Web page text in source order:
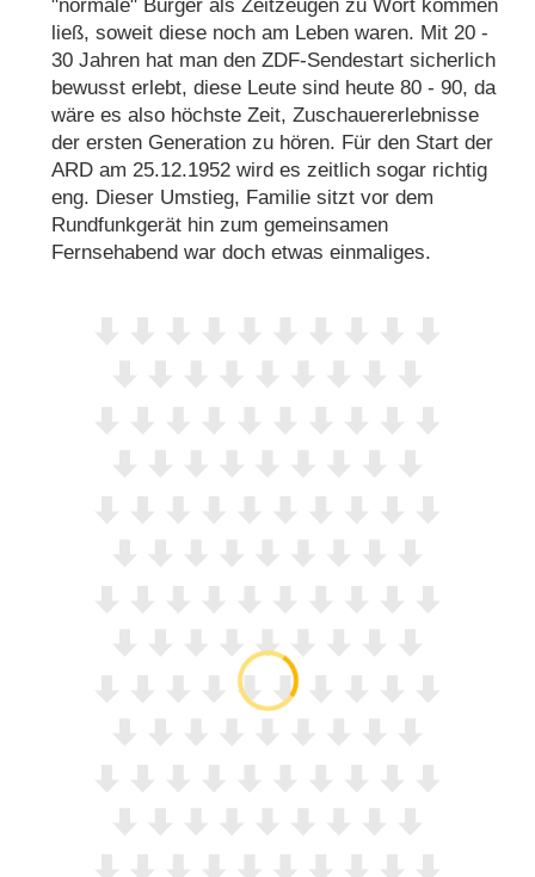
"normale" Bürger als Zeitzeugen zu Wort kommen
ließ, soweit diese noch am Leben waren. Mit 20 -
30 Jahren hat man den ZDF-Sendestart sicherlich
bewusst erlebt, diese Leute sind heute 80 - 90, da
wäre es also höchste Zeit, Zuschauererlebnisse
der ersten Generation zu hören. Für den Start der
ARD am 25.12.1952 wird es zeitlich sogar richtig
eng. Dieser Umstieg, Familie sitzt vor dem
Rundfunkgerät hin zum gemeinsamen
Fernsehabend war doch etwas einmaliges.